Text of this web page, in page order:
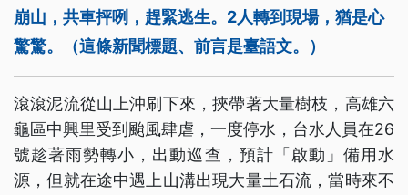
崩山，共車抨咧，趕緊逃生。2人轉到現場，猶是心
驚驚。（這條新聞標題、前言是臺語文。）
滾滾泥流從山上沖刷下來，挾帶著大量樹枝，高雄六
龜區中興里受到颱風肆虐，一度停水，台水人員在26
號趁著雨勢轉小，出動巡查，預計「啟動」備用水
源，但就在途中遇上山溝出現大量土石流，當時來不